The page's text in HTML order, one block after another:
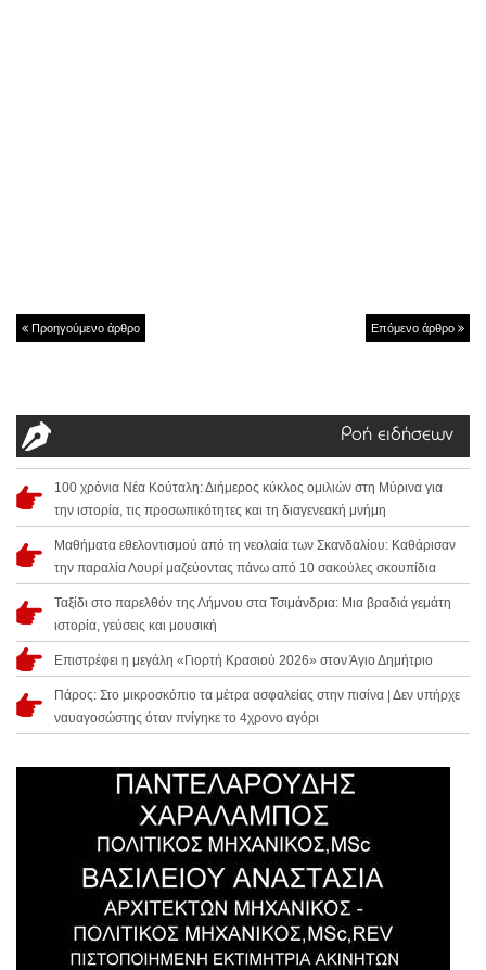
Προηγούμενο άρθρο Επόμενο άρθρο
Ροή ειδήσεων
100 χρόνια Νέα Κούταλη: Διήμερος κύκλος ομιλιών στη Μύρινα για
την ιστορία, τις προσωπικότητες και τη διαγενεακή μνήμη
Μαθήματα εθελοντισμού από τη νεολαία των Σκανδαλίου: Καθάρισαν
την παραλία Λουρί μαζεύοντας πάνω από 10 σακούλες σκουπίδια
Ταξίδι στο παρελθόν της Λήμνου στα Τσιμάνδρια: Μια βραδιά γεμάτη
ιστορία, γεύσεις και μουσική
Επιστρέφει η μεγάλη «Γιορτή Κρασιού 2026» στον Άγιο Δημήτριο
Πάρος: Στο μικροσκόπιο τα μέτρα ασφαλείας στην πισίνα | Δεν υπήρχε
ναυαγοσώστης όταν πνίγηκε το 4χρονο αγόρι